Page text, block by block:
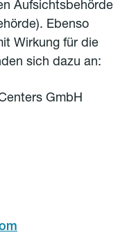
Aufsichtsbehörde
Ebenso
Wirkung für die
sich dazu an:
GmbH